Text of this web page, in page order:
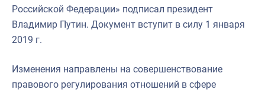
Российской Федерации» подписал президент
Владимир Путин. Документ вступит в силу 1 января
2019 г.
Изменения направлены на совершенствование
правового регулирования отношений в сфере